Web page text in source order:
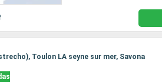
Toulon LA seyne sur mer, Savona